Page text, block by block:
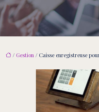
/ Gestion / Caisse enregistreuse